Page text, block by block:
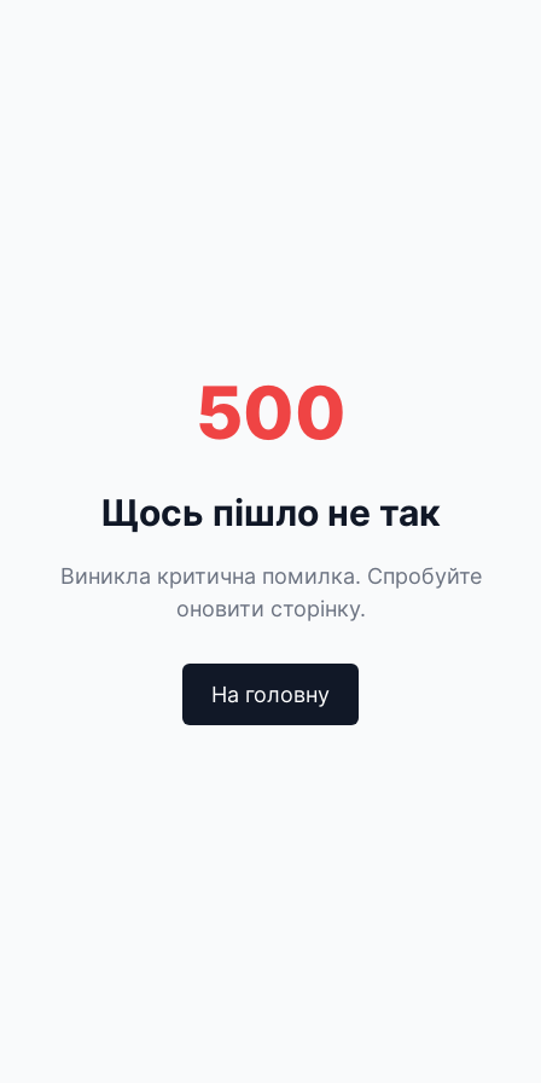
500
Щось пішло не так
Виникла критична помилка. Спробуйте
оновити сторінку.
На головну